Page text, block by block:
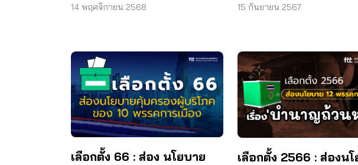
14 พฤศจิกายน 2568
ผ่านแอปฯ ไลน์ ยังไม่พอ
15 กันยายน 2567
เลือกตั้ง 66 : ส่อง นโยบาย
เลือกตั้ง 2566 : ส่องน